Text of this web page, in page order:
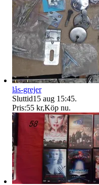
lås-grejer
Sluttid15 aug 15:45.
Pris:55 kr,Köp nu.